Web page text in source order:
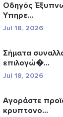
Οδηγός
Υπηρε...
Jul 18, 2026
Σήματα
επιλογώ�...
Jul 18, 2026
Αγοράστε
κρυπτονο...